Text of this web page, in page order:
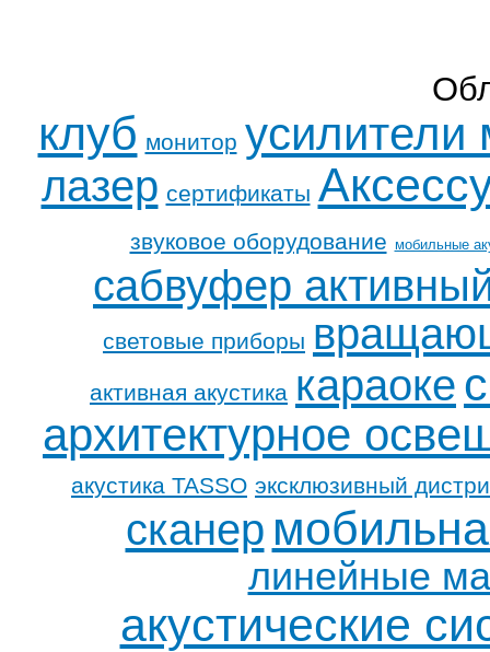
клуб монитор усилители
лазер сертификаты
звуковое оборудование мобильные
сабвуфер
световые приборы
активная акустика караоке
архитектурное
акустика TASSO эксклюзивный
сканер
линейные
акустические